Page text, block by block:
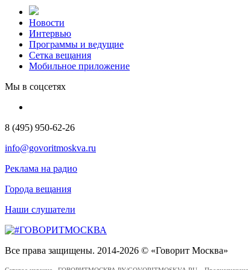
Новости
Интервью
Программы и ведущие
Сетка вещания
Мобильное приложение
Мы в соцсетях
8 (495) 950-62-26
info@govoritmoskva.ru
Реклама на радио
Города вещания
Наши слушатели
Все права защищены. 2014-2026 © «Говорит Москва»